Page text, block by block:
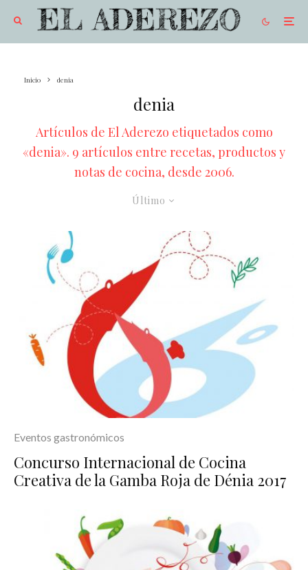
Inicio denia
denia
Artículos de El Aderezo etiquetados como
«denia». 9 artículos entre recetas, productos y
notas de cocina, desde 2006.
Último
Eventos gastronómicos
Concurso Internacional de Cocina
Creativa de la Gamba Roja de Dénia 2017